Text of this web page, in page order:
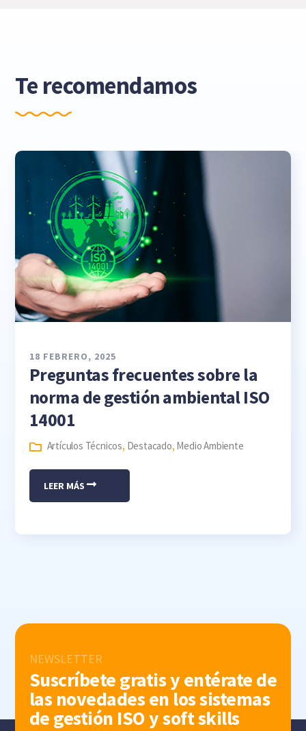
Te recomendamos
18 FEBRERO, 2025
Preguntas frecuentes sobre la
norma de gestión ambiental ISO
14001
Artículos Técnicos, Destacado, Medio Ambiente
LEER MÁS
NEWSLETTER
Suscríbete gratis y entérate de
las novedades en los sistemas
de gestión ISO y soft skills